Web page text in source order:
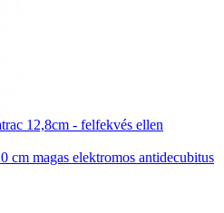
12,8cm - felfekvés ellen
magas elektromos antidecubitus